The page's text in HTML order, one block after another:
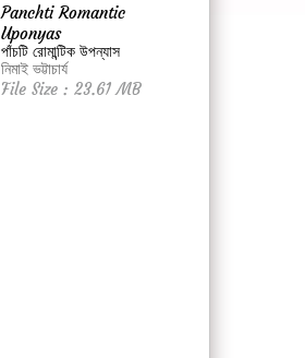
Panchti Romantic
Uponyas
পাঁচটি রোমান্টিক উপন্যাস
নিমাই ভট্টাচার্য
File Size : 23.61 MB